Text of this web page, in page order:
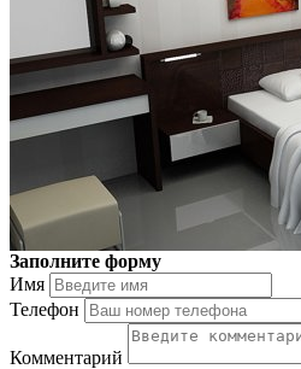
Заполните форму
Имя
Телефон
Комментарий